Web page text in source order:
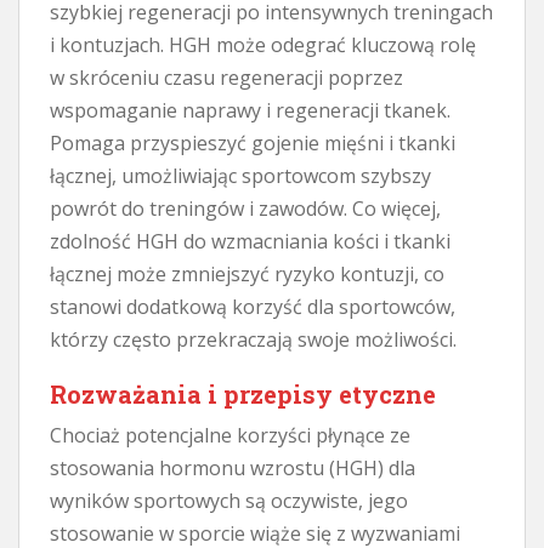
szybkiej regeneracji po intensywnych treningach
i kontuzjach. HGH może odegrać kluczową rolę
w skróceniu czasu regeneracji poprzez
wspomaganie naprawy i regeneracji tkanek.
Pomaga przyspieszyć gojenie mięśni i tkanki
łącznej, umożliwiając sportowcom szybszy
powrót do treningów i zawodów. Co więcej,
zdolność HGH do wzmacniania kości i tkanki
łącznej może zmniejszyć ryzyko kontuzji, co
stanowi dodatkową korzyść dla sportowców,
którzy często przekraczają swoje możliwości.
Rozważania i przepisy etyczne
Chociaż potencjalne korzyści płynące ze
stosowania hormonu wzrostu (HGH) dla
wyników sportowych są oczywiste, jego
stosowanie w sporcie wiąże się z wyzwaniami